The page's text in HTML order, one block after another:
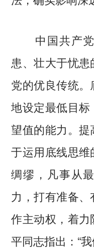
中国共产党
患、壮大于忧
党的优良传统
地设定最低目
望值的能力。
于运用底线思
绸缪，凡事从
力，打有准备
作主动权，着
平同志指出：“